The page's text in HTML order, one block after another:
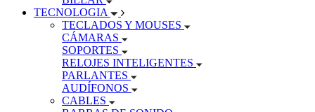
TECNOLOGIA
TECLADOS Y MOUSES
CÁMARAS
SOPORTES
RELOJES INTELIGENTES
PARLANTES
AUDÍFONOS
CABLES